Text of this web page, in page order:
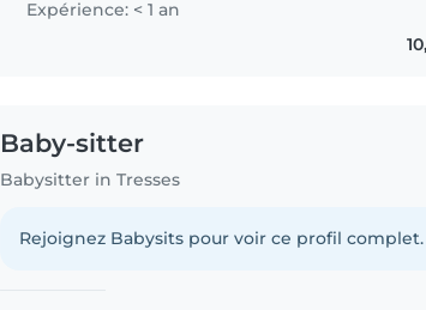
Expérience: < 1 an
Baby-sitter
Babysitter in Tresses
Rejoignez Babysits pour voir ce profil complet.